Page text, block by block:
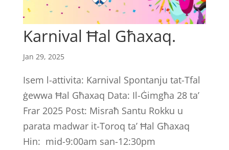
Karnival Ħal Għaxaq.
Jan 29, 2025
Isem l-attivita: Karnival Spontanju tat-Tfal
ġewwa Ħal Għaxaq Data: Il-Ġimgħa 28 ta’
Frar 2025 Post: Misraħ Santu Rokku u
parata madwar it-Toroq ta’ Ħal Għaxaq
Hin: mid-9:00am san-12:30pm